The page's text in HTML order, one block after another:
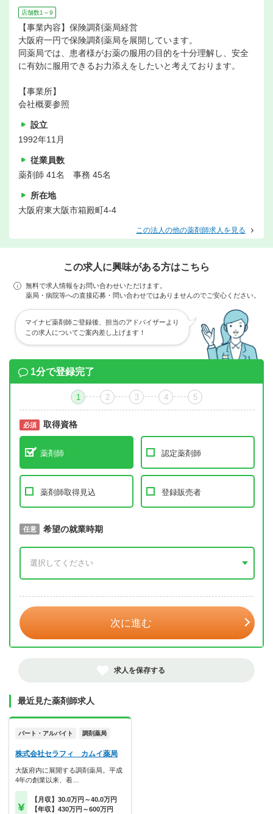
店舗数1～9
【事業内容】保険調剤薬局経営
大阪府一円で保険調剤薬局を展開しています。
同薬局では、患者様がお薬の服用の目的を十分理解し、安全
に有効に服用できるお力添えをしたいと考えております。
【事業所】
会社概要参照
設立
1992年11月
従業員数
薬剤師 41名 事務 45名
所在地
大阪府東大阪市箱殿町4-4
この法人の他の薬剤師求人を見る
この求人に興味がある方はこちら
無料で求人情報をお問い合わせいただけます。
薬局・病院等への直接応募・問い合わせではありませんのでご安心ください。
マイナビ薬剤師ご登録後、担当のアドバイザーより
この求人についてご案内差し上げます！
1分で登録完了
1 2 3 4 5
必須 取得資格
薬剤師 認定薬剤師
薬剤師取得見込 登録販売者
必須 取得予定年
任意 希望の就業時期
次に進む
求人を保存する
最近見た薬剤師求人
パート・アルバイト 調剤薬局
株式会社セラフィ カムイ薬局
大阪府内に展開する調剤薬局。平成
4年の創業以来、着…
【月収】30.0万円～40.0万円
【年収】430万円～600万円